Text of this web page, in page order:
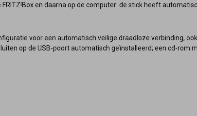
en daarna op de computer: de stick heeft
voor een automatisch veilige draadloze verbinding,
op de USB-poort automatisch geïnstalleerd; een cd-rom